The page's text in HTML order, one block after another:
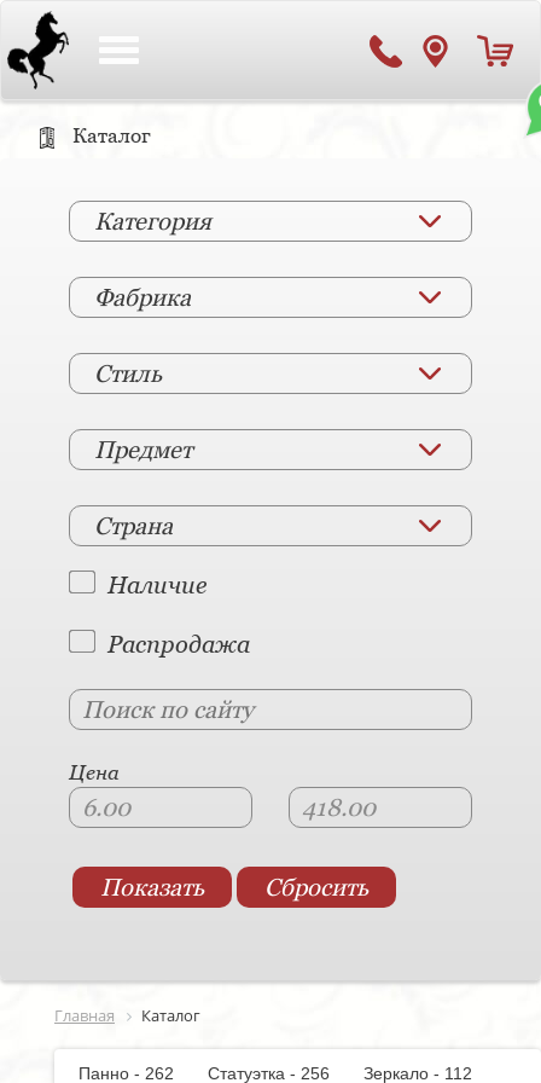
Каталог
Категория
Фабрика
Стиль
Предмет
Страна
Наличие
Распродажа
Цена
Главная Каталог
Панно - 262 Статуэтка - 256
Зеркало - 112